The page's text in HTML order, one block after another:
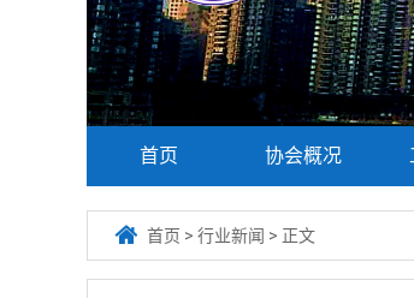
首页 协会概况
 首页 > 行业新闻 > 正文